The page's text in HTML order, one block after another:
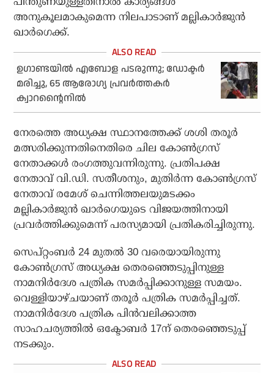
അനുകൂലമാകുമെന്ന നിലപാടാണ് മല്ലികാര്‍ജുന്‍
ഖാര്‍ഗെക്ക്.
ഉഗാണ്ടയില്‍ എബോള പടരുന്നു; ഡോക്ടര്‍
മരിച്ചു, 65 ആരോഗ്യ പ്രവര്‍ത്തകര്‍
ക്വാറന്റൈനില്‍
നേരത്തെ അധ്യക്ഷ സ്ഥാനത്തേക്ക് ശശി തരൂര്‍
മത്സരിക്കുന്നതിനെതിരെ ചില കോണ്‍ഗ്രസ്
നേതാക്കള്‍ രംഗത്തുവന്നിരുന്നു. പ്രതിപക്ഷ
നേതാവ് വി.ഡി. സതീശനും, മുതിര്‍ന്ന കോണ്‍ഗ്രസ്
നേതാവ് രമേശ് ചെന്നിത്തലയുമടക്കം
മല്ലികാര്‍ജുന്‍ ഖാര്‍ഗെയുടെ വിജയത്തിനായി
പ്രവര്‍ത്തിക്കുമെന്ന് പരസ്യമായി പ്രതികരിച്ചിരുന്നു.
സെപ്റ്റംബര്‍ 24 മുതല്‍ 30 വരെയായിരുന്നു
കോണ്‍ഗ്രസ് അധ്യക്ഷ തെരഞ്ഞെടുപ്പിനുള്ള
നാമനിര്‍ദേശ പത്രിക സമര്‍പ്പിക്കാനുള്ള സമയം.
വെള്ളിയാഴ്ചയാണ് തരൂര്‍ പത്രിക സമര്‍പ്പിച്ചത്.
നാമനിര്‍ദേശ പത്രിക പിന്‍വലിക്കാത്ത
സാഹചര്യത്തില്‍ ഒക്ടോബര്‍ 17ന് തെരഞ്ഞെടുപ്പ്
നടക്കും.